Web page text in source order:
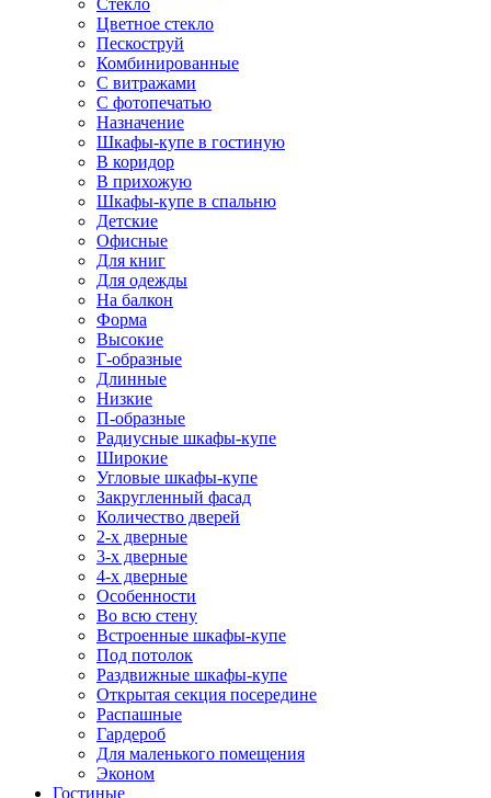
Стекло
Цветное стекло
Пескоструй
Комбинированные
С витражами
С фотопечатью
Назначение
Шкафы-купе в гостиную
В коридор
В прихожую
Шкафы-купе в спальню
Детские
Офисные
Для книг
Для одежды
На балкон
Форма
Высокие
Г-образные
Длинные
Низкие
П-образные
Радиусные шкафы-купе
Широкие
Угловые шкафы-купе
Закругленный фасад
Количество дверей
2-х дверные
3-х дверные
4-х дверные
Особенности
Во всю стену
Встроенные шкафы-купе
Под потолок
Раздвижные шкафы-купе
Открытая секция посередине
Распашные
Гардероб
Для маленького помещения
Эконом
Гостиные